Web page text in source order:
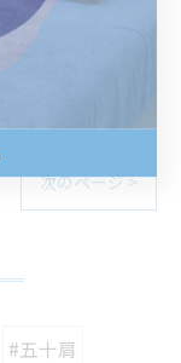
次のページ >
#五十肩